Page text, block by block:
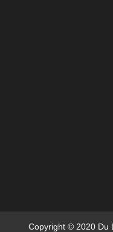
Copyright © 2020 Du